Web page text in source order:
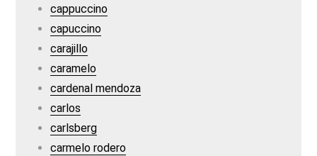
cappuccino
capuccino
carajillo
caramelo
cardenal mendoza
carlos
carlsberg
carmelo rodero